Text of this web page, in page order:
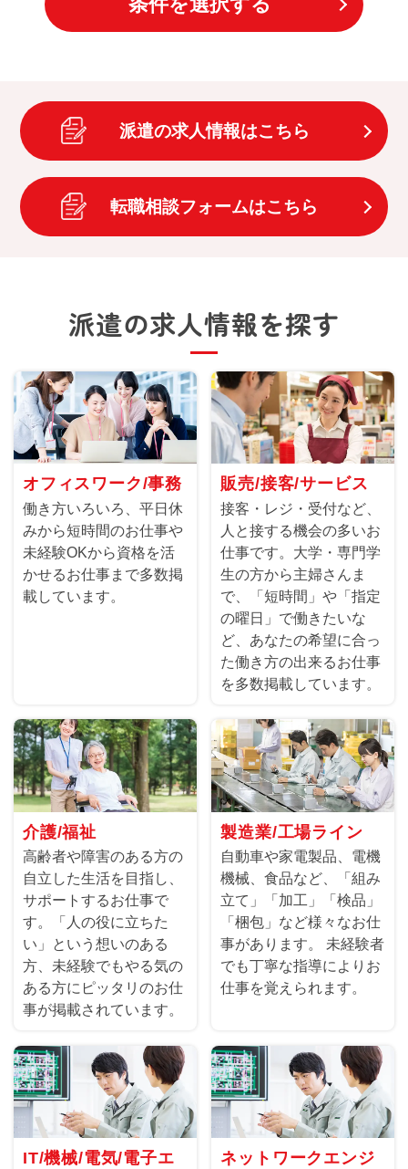
派遣の求人情報はこちら
転職相談フォームはこちら
派遣の求人情報を探す
オフィスワーク/事務
働き方いろいろ、平日休
みから短時間のお仕事や
未経験OKから資格を活
かせるお仕事まで多数掲
載しています。
販売/接客/サービス
接客・レジ・受付など、
人と接する機会の多いお
仕事です。大学・専門学
生の方から主婦さんま
で、「短時間」や「指定
の曜日」で働きたいな
ど、あなたの希望に合っ
た働き方の出来るお仕事
を多数掲載しています。
介護/福祉
高齢者や障害のある方の
自立した生活を目指し、
サポートするお仕事で
す。「人の役に立ちた
い」という想いのある
方、未経験でもやる気の
ある方にピッタリのお仕
事が掲載されています。
製造業/工場ライン
自動車や家電製品、電機
機械、食品など、「組み
立て」「加工」「検品」
「梱包」など様々なお仕
事があります。 未経験者
でも丁寧な指導によりお
仕事を覚えられます。
IT/機械/電気/電子エ ネットワークエンジ